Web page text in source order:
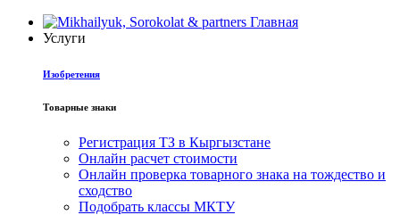
Главная
Услуги
Изобретения
Товарные знаки
Регистрация ТЗ в Кыргызстане
Онлайн расчет стоимости
Онлайн проверка товарного знака на тождество и
сходство
Подобрать классы МКТУ